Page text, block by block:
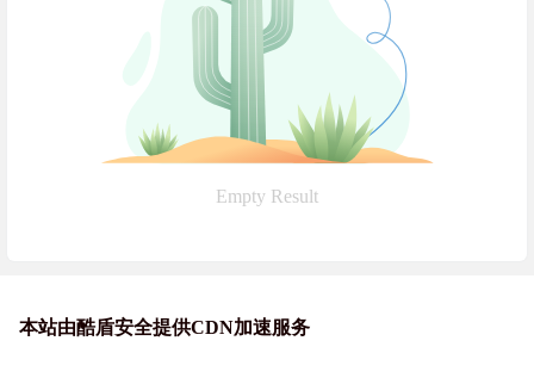
Empty Result
本站由酷盾安全提供CDN加速服务